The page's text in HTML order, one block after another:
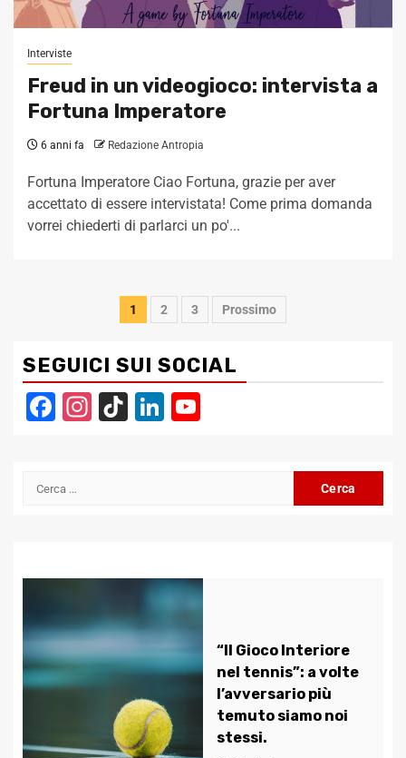
Interviste
Freud in un videogioco: intervista a
Fortuna Imperatore
6 anni fa Redazione Antropia
Fortuna Imperatore Ciao Fortuna, grazie per aver
accettato di essere intervistata! Come prima domanda
vorrei chiederti di parlarci un po'...
Navigazione
1 2 3 Prossimo
SEGUICI SUI SOCIAL
Facebook
Instagram
TikTokLinkedIn
Ricerca
“Il Gioco Interiore
nel tennis”: a volte
l’avversario più
temuto siamo noi
stessi.